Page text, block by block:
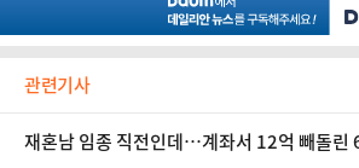
관련기사
재혼남 임종 직전인데…계좌서 12억 빼돌린